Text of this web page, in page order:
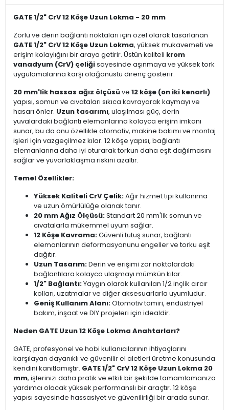
GATE 1/2" CrV 12 Köşe Uzun Lokma - 20 mm
Zorlu ve derin bağlantı noktaları için özel olarak tasarlanan
GATE 1/2" CrV 12 Köşe Uzun Lokma, yüksek mukavemeti ve
erişim kolaylığını bir araya getirir. Üstün kaliteli krom
vanadyum (CrV) çeliğisayesinde aşınmaya ve yüksek tork
uygulamalarına karşı olağanüstü direnç gösterir.
20 mm'lik hassas ağız ölçüsüve 12 köşe (on iki kenarlı)
yapısı, somun ve cıvataları sıkıca kavrayarak kaymayı ve
hasarı önler. Uzun tasarımı, ulaşılması güç, derin
yuvalardaki bağlantı elemanlarına kolayca erişim imkanı
sunar, bu da onu özellikle otomotiv, makine bakımı ve montaj
işleri için vazgeçilmez kılar. 12 köşe yapısı, bağlantı
elemanlarına daha iyi oturarak torkun daha eşit dağılmasını
sağlar ve yuvarlaklaşma riskini azaltır.
Temel Özellikler:
Yüksek Kaliteli CrV Çelik:Ağır hizmet tipi kullanıma
ve uzun ömürlülüğe olanak tanır.
20 mm Ağız Ölçüsü:Standart 20 mm'lik somun ve
cıvatalarla mükemmel uyum sağlar.
12 Köşe Kavrama:Güvenli tutuş sunar, bağlantı
elemanlarının deformasyonunu engeller ve torku eşit
dağıtır.
Uzun Tasarım:Derin ve erişimi zor noktalardaki
bağlantılara kolayca ulaşmayı mümkün kılar.
1/2" Bağlantı:Yaygın olarak kullanılan 1/2 inçlik cırcır
kolları, uzatmalar ve diğer aksesuarlarla uyumludur.
Geniş Kullanım Alanı:Otomotiv tamiri, endüstriyel
bakım, inşaat ve DIY projeleri için idealdir.
Neden GATE Uzun 12 Köşe Lokma Anahtarları?
GATE, profesyonel ve hobi kullanıcılarının ihtiyaçlarını
karşılayan dayanıklı ve güvenilir el aletleri üretme konusunda
kendini kanıtlamıştır. GATE 1/2" CrV 12 Köşe Uzun Lokma 20
mm, işlerinizi daha pratik ve etkili bir şekilde tamamlamanıza
yardımcı olacak yüksek performanslı bir araçtır. 12 köşe
yapısı sayesinde hassasiyet ve güvenilirliği bir arada sunar.